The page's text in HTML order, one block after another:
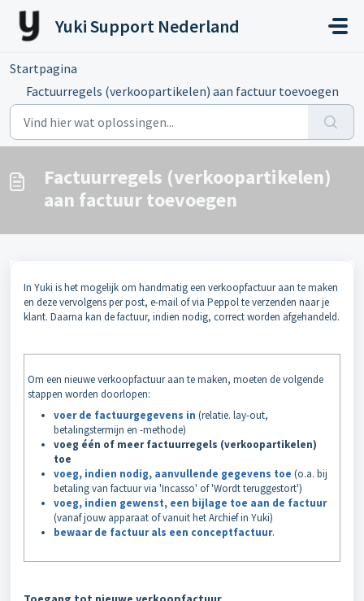
Doorgaan naar hoofdinhoud
Yuki Support Nederland
Startpagina
Factuurregels (verkoopartikelen) aan factuur toevoegen
Factuurregels (verkoopartikelen)
aan factuur toevoegen
In Yuki is het mogelijk om handmatig een verkoopfactuur aan te maken
en deze vervolgens per post, e-mail of via Peppol te verzenden naar je
klant. Daarna kan de factuur, indien nodig, correct worden afgehandeld.
Om een nieuwe verkoopfactuur aan te maken, moeten de volgende
stappen worden doorlopen:
voer de factuurgegevens in (relatie. lay-out,
betalingstermijn en -methode)
voeg één of meer factuurregels (verkoopartikelen)
toe
voeg, indien nodig, aanvullende gegevens toe (o.a. bij
betaling van factuur via 'Incasso' of 'Wordt teruggestort')
voeg, indien gewenst, een bijlage toe aan de factuur
(vanaf jouw apparaat of vanuit het Archief in Yuki)
bewaar de factuur als een conceptfactuur.